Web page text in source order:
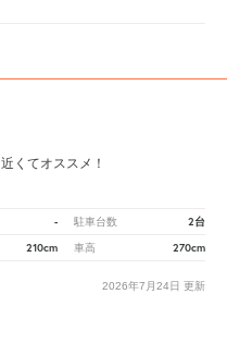
近くてオススメ！
- 駐車台数 2台
210cm 車高 270cm
2026年7月24日 更新